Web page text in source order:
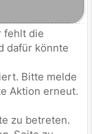
fehlt die
dafür könnte
Bitte melde
Aktion erneut.
zu betreten.